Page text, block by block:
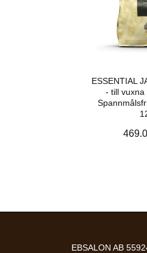
ESSENTIAL
- till vuxna
EBSALON AB